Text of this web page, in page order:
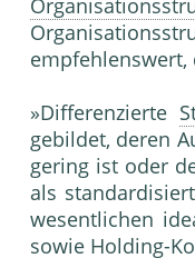
»Differenzierte
gebildet, deren
gering ist oder
als
wesentlichen
sowie Holding-